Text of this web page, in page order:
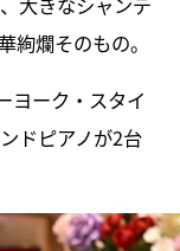
絢爛そのもの。
ヨーク・スタイ
ドピアノが2台